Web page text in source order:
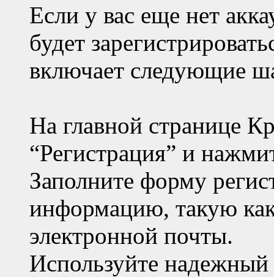
Если у вас еще нет
будет
включает следующие
На главной странице
“Регистрация” и
Заполните форму
информацию, такую
электронной почты.
Используйте